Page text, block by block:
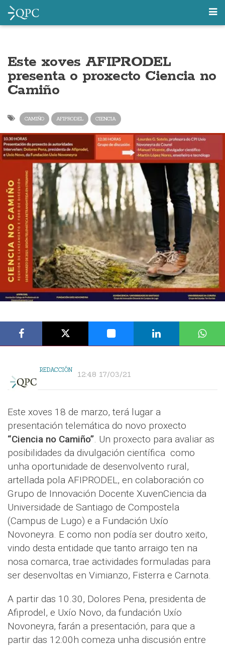
Este xoves AFIPRODEL
presenta o proxecto Ciencia no
Camiño
CAMIÑO AFIPRODEL CIENCIA
REDACCIÓN 12:48 17/03/21
Este xoves 18 de marzo, terá lugar a
presentación telemática do novo proxecto
“Ciencia no Camiño”. Un proxecto para avaliar as
posibilidades da divulgación científica como
unha oportunidade de desenvolvento rural,
artellada pola AFIPRODEL, en colaboración co
Grupo de Innovación Docente XuvenCiencia da
Universidade de Santiago de Compostela
(Campus de Lugo) e a Fundación Uxío
Novoneyra. E como non podía ser doutro xeito,
vindo desta entidade que tanto arraigo ten na
nosa comarca, trae actividades formuladas para
ser desenvoltas en Vimianzo, Fisterra e Carnota.
A partir das 10.30, Dolores Pena, presidenta de
Afiprodel, e Uxío Novo, da fundación Uxío
Novoneyra, farán a presentación, para que a
partir das 12:00h comeza unha discusión entre